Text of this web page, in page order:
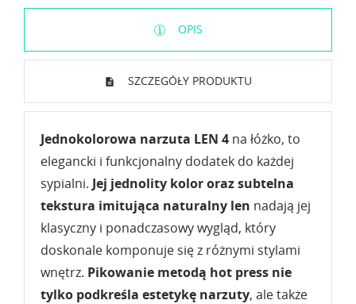
OPIS
SZCZEGÓŁY PRODUKTU
Jednokolorowa narzuta LEN 4 na łóżko, to
elegancki i funkcjonalny dodatek do każdej
sypialni. Jej jednolity kolor oraz subtelna
tekstura imitująca naturalny len nadają jej
klasyczny i ponadczasowy wygląd, który
doskonale komponuje się z różnymi stylami
wnętrz. Pikowanie metodą hot press nie
tylko podkreśla estetykę narzuty, ale także